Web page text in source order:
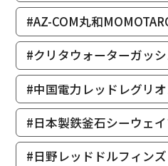
#AZ-COM丸和
#クリタウォーターガッ
#中国電力レッドレグリ
#日本製鉄釜石シーウェ
#日野レッドドルフィンズ